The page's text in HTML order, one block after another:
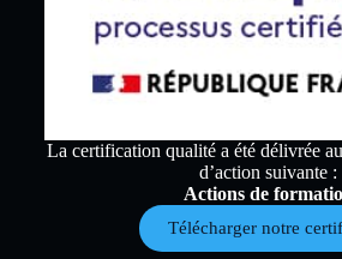
La certification qualité a été délivrée
d’action suivante :
Actions de
Télécharger notre